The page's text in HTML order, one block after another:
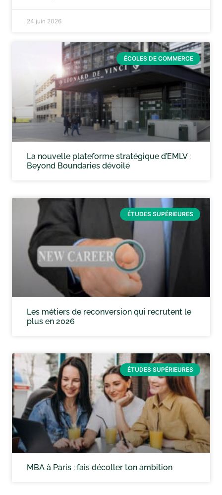
24 juin 2026
ÉCOLES DE COMMERCE
La nouvelle plateforme stratégique d’EMLV :
Beyond Boundaries dévoilé
ÉTUDES SUPÉRIEURES
Les métiers de reconversion qui recrutent le
plus en 2026
ÉTUDES SUPÉRIEURES
MBA à Paris : fais décoller ton ambition